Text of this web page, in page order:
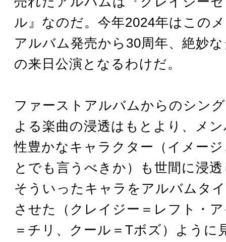
ル』なのだ。今年2024年はこの
アルバム発売から30周年、絶妙
の来日公演となるわけだ。
ファーストアルバムからのシン
よる楽曲の浸透はもとより、メ
性豊かなキャラクター（イメー
とでも言うべきか）も世間に浸
そういったキャラをアルバムタ
させた（クレイジー＝レフト・
＝チリ、クール＝Tボズ）ように